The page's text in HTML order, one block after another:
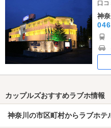
口
神
カップルズおすすめラブホ情報
神奈川の市区町村からラブホテ